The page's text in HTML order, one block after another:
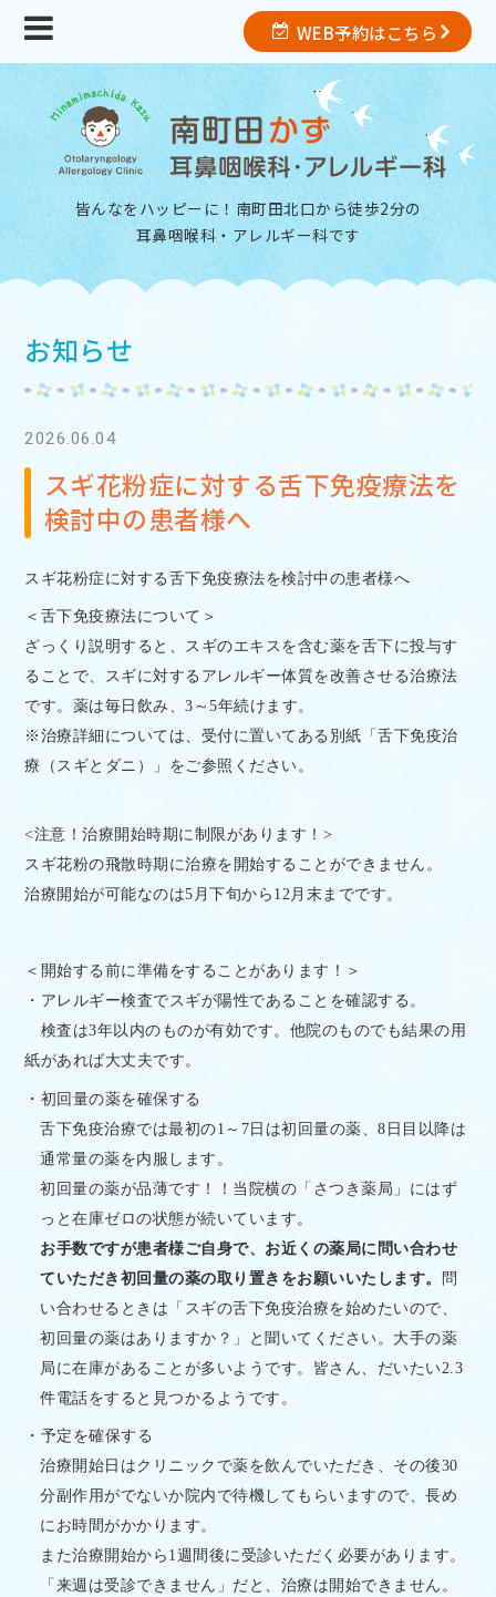
WEB予約はこちら
皆んなをハッピーに！南町田北口から徒歩2分の
耳鼻咽喉科・アレルギー科です
お知らせ
2026.06.04
スギ花粉症に対する舌下免疫療法を
検討中の患者様へ
スギ花粉症に対する舌下免疫療法を検討中の患者様へ
＜舌下免疫療法について＞
ざっくり説明すると、スギのエキスを含む薬を舌下に投与す
ることで、スギに対するアレルギー体質を改善させる治療法
です。薬は毎日飲み、3 ～5年続けます。
※治療詳細については、受付に置いてある別紙「舌下免疫治
療（スギとダニ）」をご参照ください。
<注意！治療開始時期に制限があります！ >
スギ花粉の飛散時期に治療を開始することができません。
治療開始が可能なのは5 月下旬から 12 月末までです。
＜開始する前に準備をすることがあります！＞
・アレルギー検査でスギが陽性であることを確認する。
検査は3年以内のものが有効です。他院のものでも結果の用
紙があれば大丈夫です。
・初回量の薬を確保する
舌下免疫治療では最初の1 ～ 7日は初回量の薬、8 日目以降は
通常量の薬を内服します。
初回量の薬が品薄です！！当院横の「さつき薬局」にはず
っと在庫ゼロの状態が続いています。
お手数ですが患者様ご自身で、お近くの薬局に問い合わせ
ていただき初回量の薬の取り置きをお願いいたします。
問
い合わせるときは「スギの舌下免疫治療を始めたいので、
初回量の薬はありますか？」と聞いてください。大手の薬
局に在庫があることが多いようです。皆さん、だいたい2.3
件電話をすると見つかるようです。
・予定を確保する
治療開始日はクリニックで薬を飲んでいただき、その後30
分副作用がでないか院内で待機してもらいますので、長め
にお時間がかかります。
また治療開始から 1週間後に受診いただく必要があります。
「来週は受診できません」だと、治療は開始できません。